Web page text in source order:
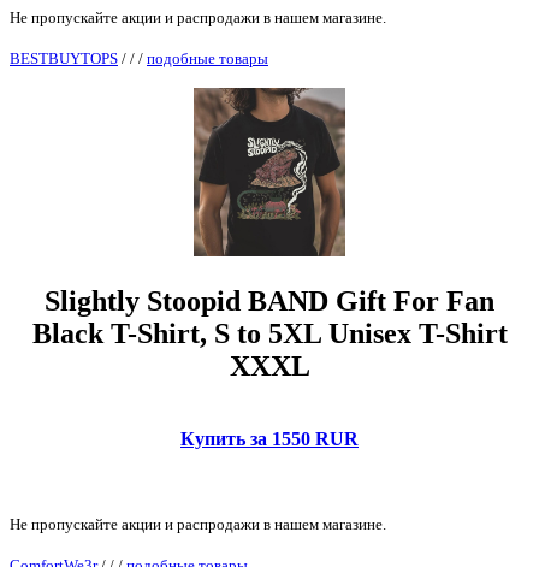
Не пропускайте акции и распродажи в нашем магазине.
BESTBUYTOPS / / / подобные товары
Slightly Stoopid BAND Gift For Fan
Black T-Shirt, S to 5XL Unisex T-Shirt
XXXL
Купить за 1550 RUR
Не пропускайте акции и распродажи в нашем магазине.